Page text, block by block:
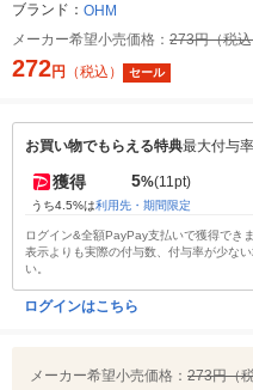
ブランド： OHM
メーカー希望小売価格： 273円（税
272円 （税込） セール
お買い物でもらえる特典最大付与
獲得 5%(11pt)
うち4.5%は利用先・期間限定
ログイン&全額PayPay支払いで獲得でき
表示よりも実際の付与数、付与率が少な
い。
ログインはこちら
メーカー希望小売価格： 273円（